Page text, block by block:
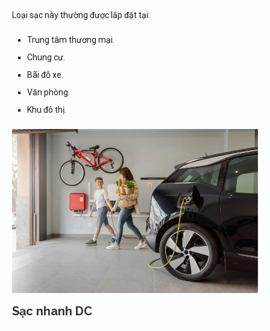
Loại sạc này thường được lắp đặt tại:
Trung tâm thương mại.
Chung cư.
Bãi đỗ xe.
Văn phòng.
Khu đô thị.
Sạc nhanh DC